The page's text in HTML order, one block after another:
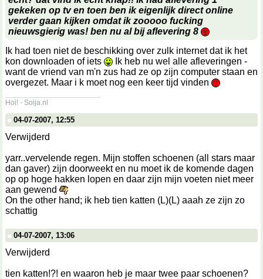
gekeken op tv en toen ben ik eigenlijk direct online
verder gaan kijken omdat ik zooooo fucking
nieuwsgierig was! ben nu al bij aflevering 8
Ik had toen niet de beschikking over zulk internet dat ik het
kon downloaden of iets
Ik heb nu wel alle afleveringen -
want de vriend van m'n zus had ze op zijn computer staan en
overgezet. Maar i k moet nog een keer tijd vinden
Hoi! - Soija.nl
04-07-2007, 12:55
Verwijderd
yarr..vervelende regen. Mijn stoffen schoenen (all stars maar
dan gaver) zijn doorweekt en nu moet ik de komende dagen
op op hoge hakken lopen en daar zijn mijn voeten niet meer
aan gewend
On the other hand; ik heb tien katten (L)(L) aaah ze zijn zo
schattig
04-07-2007, 13:06
Verwijderd
tien katten!?! en waaron heb je maar twee paar schoenen?